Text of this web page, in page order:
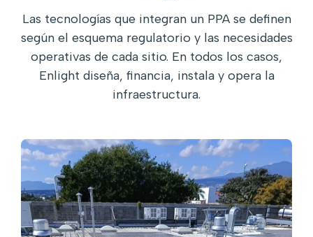
Las tecnologías que integran un PPA se definen
según el esquema regulatorio y las necesidades
operativas de cada sitio. En todos los casos,
Enlight diseña, financia, instala y opera la
infraestructura.